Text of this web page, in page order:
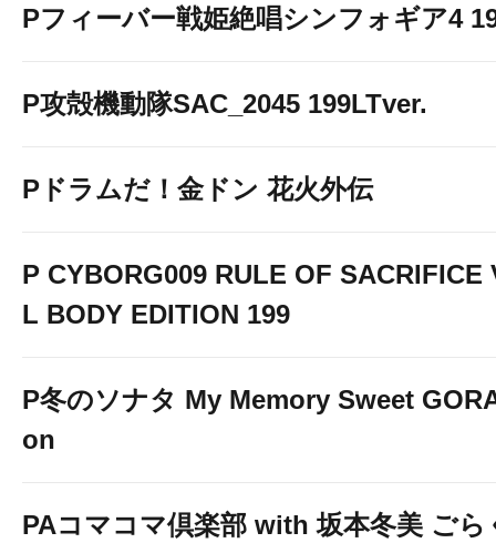
Pフィーバー戦姫絶唱シンフォギア4
P攻殻機動隊SAC_2045 199LTver.
Pドラムだ！金ドン 花火外伝
P CYBORG009 RULE OF SACRIFICE
L BODY EDITION 199
P冬のソナタ My Memory Sweet
on
PAコマコマ倶楽部 with 坂本冬美 ごら